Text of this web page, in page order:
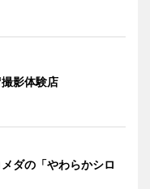
影体験店
ダの「やわらかシロ